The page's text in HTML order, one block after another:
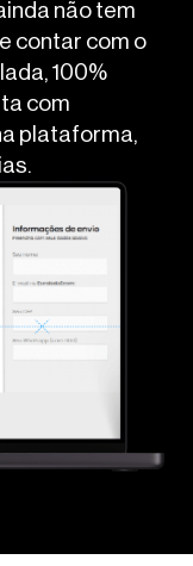
não tem
contar com o
100%
com
plataforma,